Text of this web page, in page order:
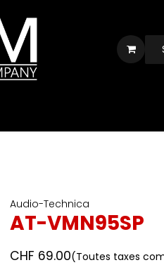
Audio-Technica
AT-VMN95SP
CHF 69.00(Toutes taxes